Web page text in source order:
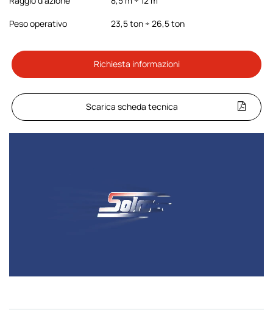
Peso operativo
23,5 ton ÷ 26,5 ton
Richiesta informazioni
Scarica scheda tecnica